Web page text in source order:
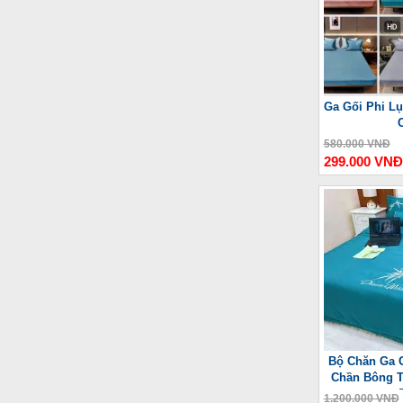
Ga Gối Phi
580.000 VNĐ
299.000 VNĐ
Bộ Chăn Ga
Chần Bông
1.200.000 VNĐ